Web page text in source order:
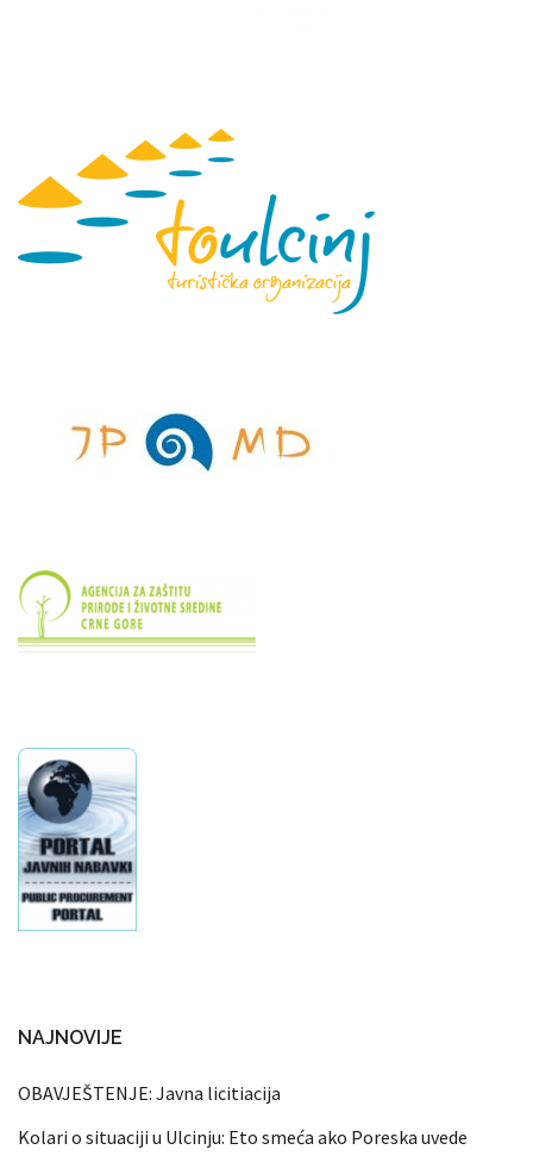
NAJNOVIJE
OBAVJEŠTENJE: Javna licitiacija
Kolari o situaciji u Ulcinju: Eto smeća ako Poreska uvede